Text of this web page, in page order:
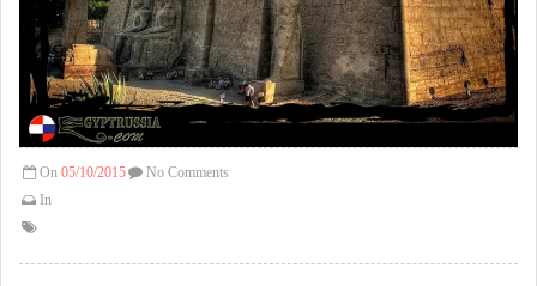
On 05/10/2015
In
No Comments